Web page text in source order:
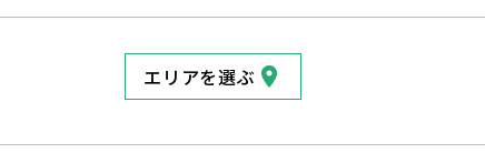
エリアを選ぶ